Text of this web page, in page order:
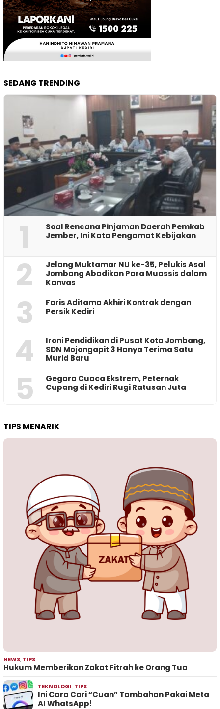
SEDANG TRENDING
1
‎Soal Rencana Pinjaman Daerah Pemkab
Jember, Ini Kata Pengamat Kebijakan ‎
2
Jelang Muktamar NU ke-35, Pelukis Asal
Jombang Abadikan Para Muassis dalam
Kanvas
3
Faris Aditama Akhiri Kontrak dengan
Persik Kediri
4
Ironi Pendidikan di Pusat Kota Jombang,
SDN Mojongapit 3 Hanya Terima Satu
Murid Baru
5
‎Gegara Cuaca Ekstrem, Peternak
Cupang di Kediri Rugi Ratusan Juta
TIPS MENARIK
NEWS, TIPS
Hukum Memberikan Zakat Fitrah ke Orang Tua
TEKNOLOGI, TIPS
Ini Cara Cari “Cuan” Tambahan Pakai Meta
AI WhatsApp!